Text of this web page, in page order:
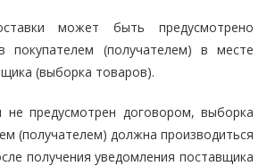
может быть предусмотрено
покупателем (получателем) в месте
(выборка товаров).
не предусмотрен договором, выборка
(получателем) должна производиться
получения уведомления поставщика